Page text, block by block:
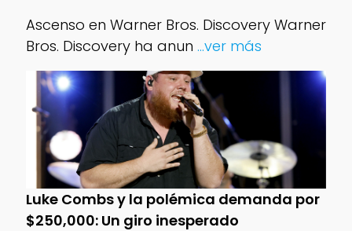
Ascenso en Warner Bros. Discovery Warner
Bros. Discovery ha anun ...ver más
Luke Combs y la polémica demanda por
$250,000: Un giro inesperado